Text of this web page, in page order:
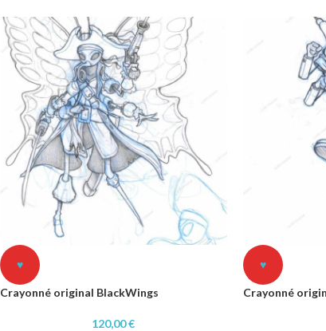
♥
Crayonné original BlackWings
120,00€
♥
Crayonné